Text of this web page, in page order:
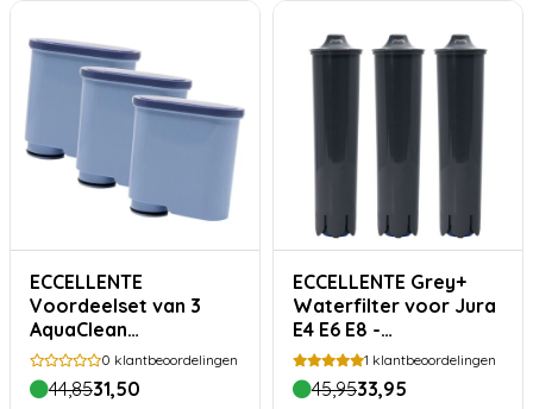
ECCELLENTE
Voordeelset van 3
AquaClean
waterfilters geschikt
voor Philips Saeco
0 klantbeoordelingen
44,8531,50
ECCELLENTE Grey+
Waterfilter voor Jura
E4 E6 E8 -
Voordeelverpakking
1 klantbeoordelingen
45,9533,95